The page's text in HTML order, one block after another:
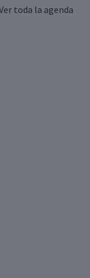
toda la agenda